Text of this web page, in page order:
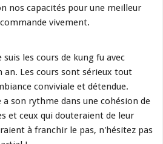
nos capacités pour une meilleur
vivement.
suis les cours de kung fu avec
an. Les cours sont sérieux tout
conviviale et détendue.
a son rythme dans une cohésion de
et ceux qui douteraient de leur
à franchir le pas, n'hésitez pas